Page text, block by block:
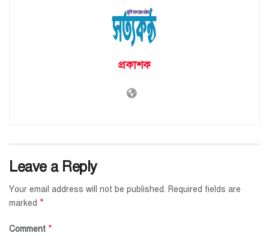
প্রকাশক
Leave a Reply
Your email address will not be published. Required fields are
marked *
Comment *